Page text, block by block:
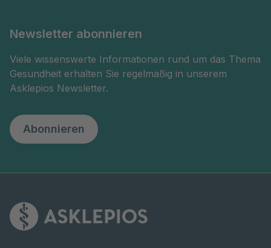
Newsletter abonnieren
Viele wissenswerte Informationen rund um das Thema
Gesundheit erhalten Sie regelmäßig in unserem
Asklepios Newsletter.
Abonnieren